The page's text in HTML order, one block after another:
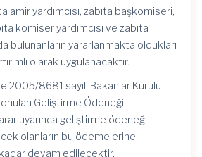
amir yardımcısı, zabıta başkomiseri,
komiser yardımcısı ve zabıta
bulunanların yararlanmakta oldukları
olarak uygulanacaktır.
2005/8681 sayılı Bakanlar Kurulu
Geliştirme Ödeneği
uyarınca geliştirme ödeneği
olanların bu ödemelerine
devam edilecektir.